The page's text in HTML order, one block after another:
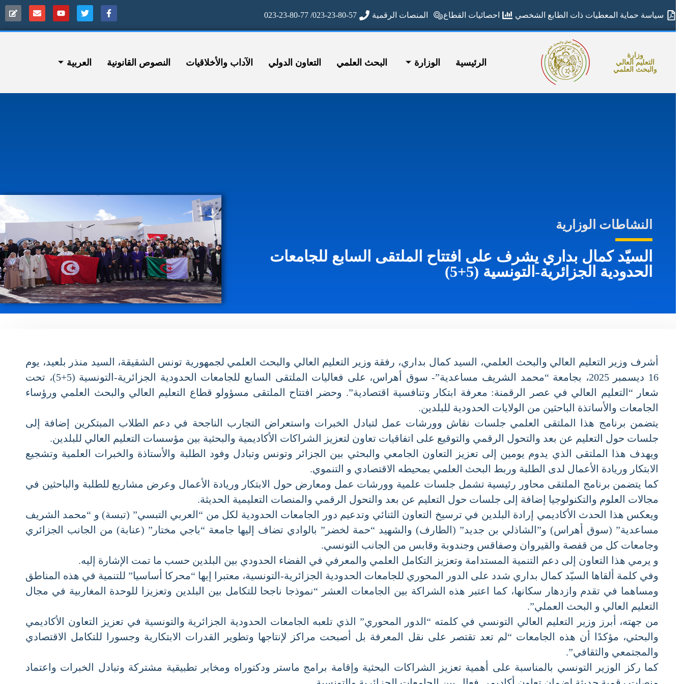
سياسة حماية المعطيات ذات الطابع الشخصي احصائيات القطاع المنصات الرقمية 023-23-80-57/ 023-23-80-77
وزارة
التعليم العالي
والبحث العلمي
الرئيسية الوزارة البحث العلمي التعاون الدولي الآداب واﻷخلاقيات النصوص القانونية العربية
النشاطات الوزارية
السيّد كمال بداري يشرف على افتتاح الملتقى السابع للجامعات
الحدودية الجزائرية-التونسية (5+5)
أشرف وزير التعليم العالي والبحث العلمي، السيد كمال بداري، رفقة وزير التعليم العالي والبحث العلمي لجمهورية تونس الشقيقة، السيد منذر بلعيد، يوم
16 ديسمبر 2025، بجامعة “محمد الشريف مساعدية”- سوق أهراس، على فعاليات الملتقى السابع للجامعات الحدودية الجزائرية-التونسية (5+5)، تحت
شعار “التعليم العالي في عصر الرقمنة: معرفة ابتكار وتنافسية اقتصادية”. وحضر افتتاح الملتقى مسؤولو قطاع التعليم العالي والبحث العلمي ورؤساء
الجامعات والأساتذة الباحثين من الولايات الحدودية للبلدين.
يتضمن برنامج هذا الملتقى العلمي جلسات نقاش وورشات عمل لتبادل الخبرات واستعراض التجارب الناجحة في دعم الطلاب المبتكرين إضافة إلى
جلسات حول التعليم عن بعد والتحول الرقمي والتوقيع على اتفاقيات تعاون لتعزيز الشراكات الأكاديمية والبحثية بين مؤسسات التعليم العالي للبلدين.
ويهدف هذا الملتقى الذي يدوم يومين إلى تعزيز التعاون الجامعي والبحثي بين الجزائر وتونس وتبادل وفود الطلبة والأستاذة والخبرات العلمية وتشجيع
الابتكار وريادة الأعمال لدى الطلبة وربط البحث العلمي بمحيطه الاقتصادي و التنموي.
كما يتضمن برنامج الملتقى محاور رئيسية تشمل جلسات علمية وورشات عمل ومعارض حول الابتكار وريادة الأعمال وعرض مشاريع للطلبة والباحثين في
مجالات العلوم والتكنولوجيا إضافة إلى جلسات حول التعليم عن بعد والتحول الرقمي والمنصات التعليمية الحديثة.
ويعكس هذا الحدث الأكاديمي إرادة البلدين في ترسيخ التعاون الثنائي وتدعيم دور الجامعات الحدودية لكل من “العربي التبسي” (تبسة) و “محمد الشريف
مساعدية” (سوق أهراس) و”الشاذلي بن جديد” (الطارف) والشهيد “حمة لخضر” بالوادي تضاف إليها جامعة “باجي مختار” (عنابة) من الجانب الجزائري
وجامعات كل من قفصة والقيروان وصفاقس وجندوبة وقابس من الجانب التونسي.
و يرمي هذا التعاون إلى دعم التنمية المستدامة وتعزيز التكامل العلمي والمعرفي في الفضاء الحدودي بين البلدين حسب ما تمت الإشارة إليه.
وفي كلمة ألقاها السيّد كمال بداري شدد على الدور المحوري للجامعات الحدودية الجزائرية-التونسية، معتبرا إيها “محركا أساسيا” للتنمية في هذه المناطق
ومساهما في تقدم وازدهار سكانها، كما اعتبر هذه الشراكة بين الجامعات العشر “نموذجا ناجحا للتكامل بين البلدين وتعزيزا للوحدة المغاربية في مجال
التعليم العالي و البحث العملي”.
من جهته، أبرز وزير التعليم العالي التونسي في كلمته “الدور المحوري” الذي تلعبه الجامعات الحدودية الجزائرية والتونسية في تعزيز التعاون الأكاديمي
والبحثي، مؤكدًا أن هذه الجامعات “لم تعد تقتصر على نقل المعرفة بل أصبحت مراكز لإنتاجها وتطوير القدرات الابتكارية وجسورا للتكامل الاقتصادي
والمجتمعي والثقافي”.
كما ركز الوزير التونسي بالمناسبة على أهمية تعزيز الشراكات البحثية وإقامة برامج ماستر ودكتوراه ومخابر تطبيقية مشتركة وتبادل الخبرات واعتماد